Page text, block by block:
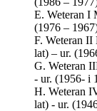
E. Weteran I
(1976 –
F. Weteran
lat) – ur.
G. Weteran
- ur. (1956- i
H. Weteran
lat) - ur.